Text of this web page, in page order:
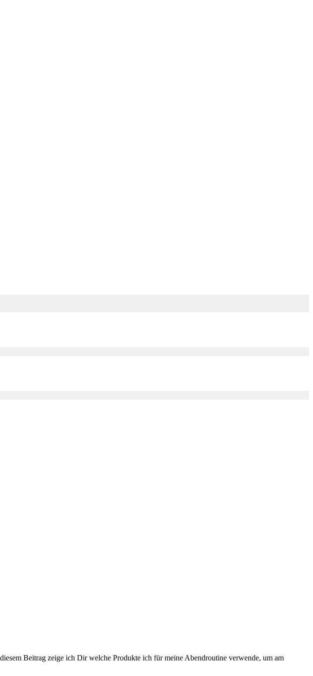
Beitrag zeige ich Dir welche Produkte ich für meine Abendroutine verwende, um am